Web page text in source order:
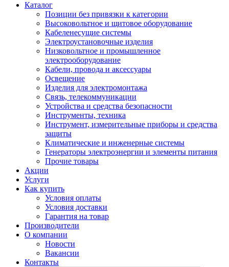
Каталог
Позиции без привязки к категории
Высоковольтное и щитовое оборудование
Кабеленесущие системы
Электроустановочные изделия
Низковольтное и промышленное
электрооборудование
Кабели, провода и аксессуары
Освещение
Изделия для электромонтажа
Связь, телекоммуникации
Устройства и средства безопасности
Инструменты, техника
Инструмент, измерительные приборы и средства
защиты
Климатические и инженерные системы
Генераторы электроэнергии и элементы питания
Прочие товары
Акции
Услуги
Как купить
Условия оплаты
Условия доставки
Гарантия на товар
Производители
О компании
Новости
Вакансии
Контакты